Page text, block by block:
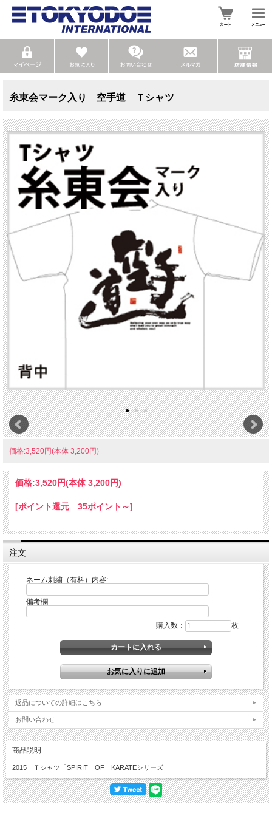
糸東会マーク入り 空手道 Ｔシャツ
価格:3,520円(本体 3,200円)
価格:3,520円(本体 3,200円)
[ポイント還元 35ポイント～]
注文
ネーム刺繍（有料）内容:
備考欄:
購入数： 枚
返品についての詳細はこちら
お問い合わせ
商品説明
2015 Ｔシャツ「SPIRIT OF KARATEシリーズ」